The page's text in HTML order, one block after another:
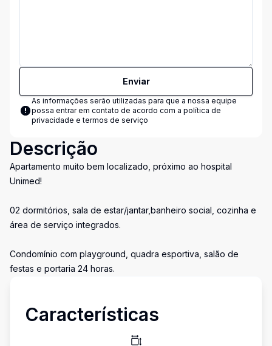
Enviar
As informações serão utilizadas para que a nossa equipe
possa entrar em contato de acordo com a política de
privacidade e termos de serviço
Descrição
Apartamento muito bem localizado, próximo ao hospital
Unimed!
02 dormitórios, sala de estar/jantar,banheiro social, cozinha e
área de serviço integrados.
Condomínio com playground, quadra esportiva, salão de
festas e portaria 24 horas.
Características